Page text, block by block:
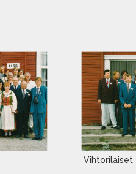
Vihtorilaiset